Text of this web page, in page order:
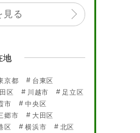
見る
地
京都
台東区
区 川越市
足立区
市
中央区
郷市
大田区
区 横浜市
北区